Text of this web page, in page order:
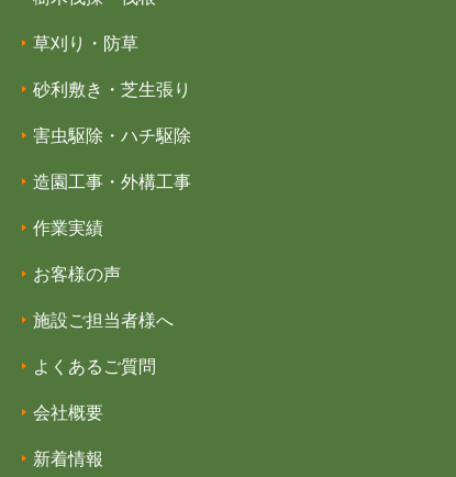
草刈り・防草
砂利敷き・芝生張り
害虫駆除・ハチ駆除
造園工事・外構工事
作業実績
お客様の声
施設ご担当者様へ
よくあるご質問
会社概要
新着情報